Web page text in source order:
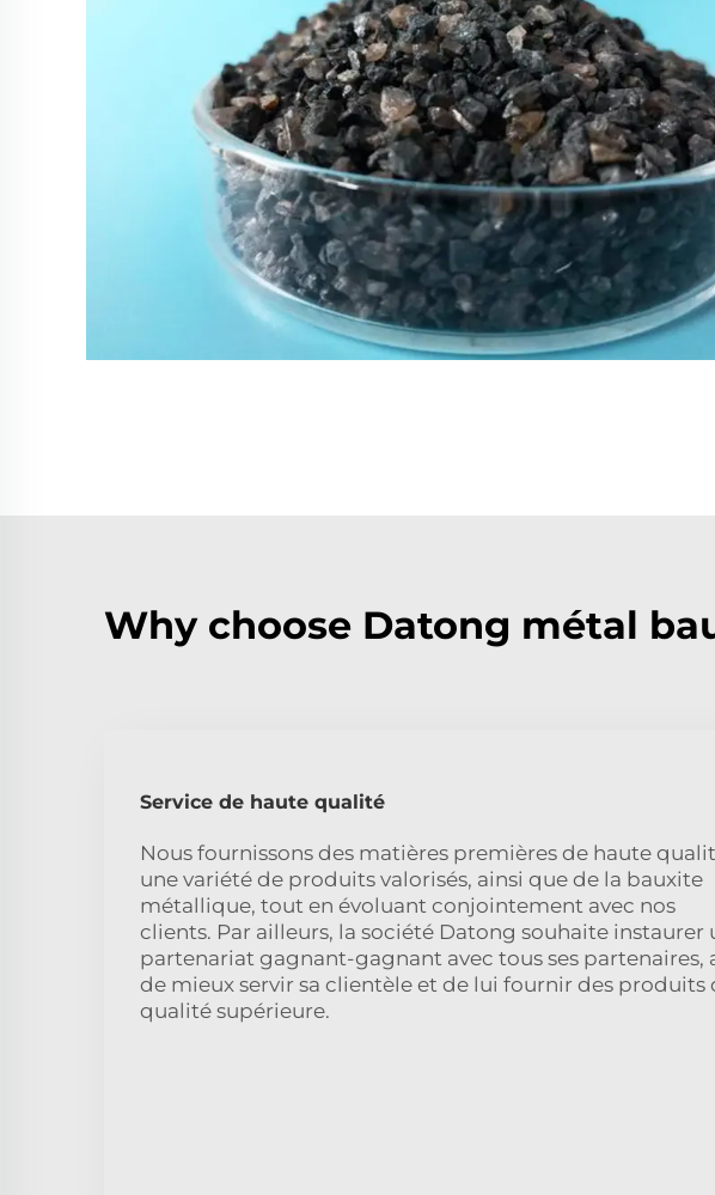
Why choose Datong métal
Service de haute qualité
Nous fournissons des matières premières de haute
une variété de produits valorisés, ainsi que de la bauxite
métallique, tout en évoluant conjointement avec nos
clients. Par ailleurs, la société Datong souhaite instaurer
partenariat gagnant-gagnant avec tous ses partenaires,
de mieux servir sa clientèle et de lui fournir des produits
qualité supérieure.